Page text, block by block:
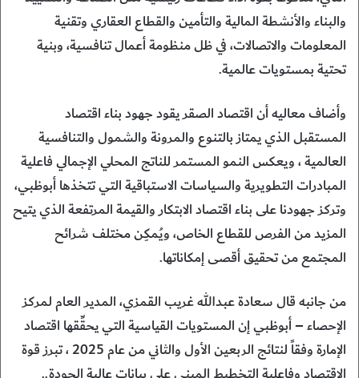
والبناء والأنشطة المالية والتأمين والقطاع العقاري وتقنية
المعلومات والاتصالات، في ظل منظومة أعمال تنافسية، وبنية
تحتية بمستويات عالمية.
وأضاف معاليه أن اقتصاد الصقر يقود جهود بناء اقتصاد
المستقبل الذي يمتاز بالتنوع والمرونة والشمول والتنافسية
العالمية ، ويعكس النمو المستمر للناتج المحلي الإجمالي فاعلية
المبادرات التطويرية والسياسات الاستباقية التي تتخذها أبوظبي،
وتركز جهودنا على بناء اقتصاد الابتكار والقيمة المرتفعة الذي يتيح
المزيد من الفرص للقطاع الخاص، ويُمكِن مختلف شرائح
المجتمع من تحقيق أقصى إمكاناتها.
من جانبه قال سعادة عبدالله غريب القمزي، المدير العام لمركز
الإحصاء – أبوظبي إن المستويات القياسية التي يحقِّقها اقتصاد
الإمارة وفقاً لنتائج الربعين الأول والثاني من عام 2025 ، تبرز قوة